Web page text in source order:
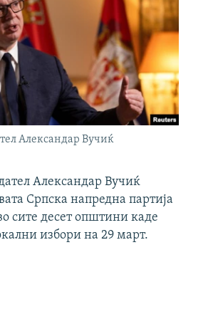
Александар Вучиќ
Александар Вучиќ
Српска напредна партија
сите десет општини каде
избори на 29 март.